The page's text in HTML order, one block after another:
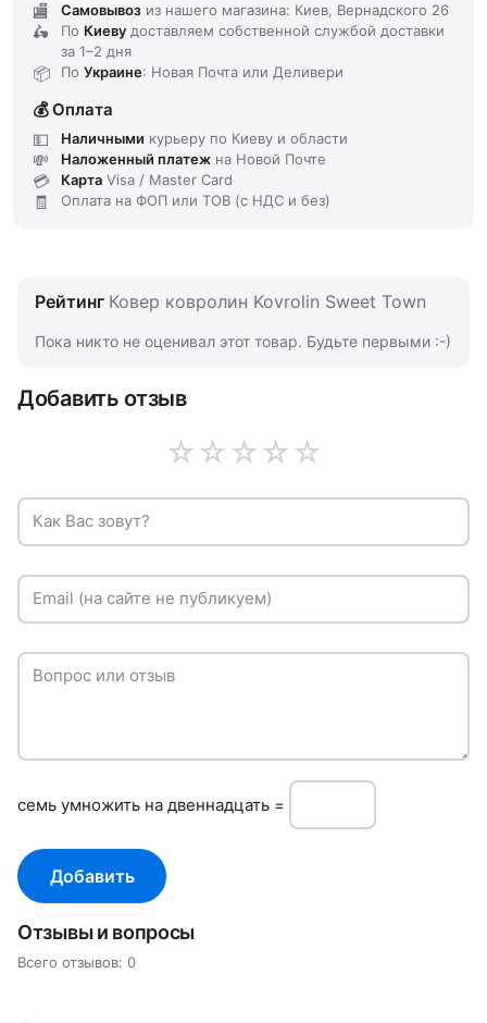
Самовывоз из нашего магазина: Киев, Вернадского 26
По Киеву доставляем собственной службой доставки
за 1–2 дня
По Украине: Новая Почта или Деливери
Оплата
Наличными курьеру по Киеву и области
Наложенный платеж на Новой Почте
Карта Visa / Master Card
Оплата на ФОП или ТОВ (с НДС и без)
Рейтинг Ковер ковролин Kovrolin Sweet Town
Пока никто не оценивал этот товар. Будьте первыми :-)
Добавить отзыв
☆
☆
☆
☆
☆
Как Вас зовут?
Email (на сайте не публикуем)
Вопрос или отзыв
сeмь умнoжить нa двеннадцать =
Добавить
Отзывы и вопросы
Всего отзывов: 0